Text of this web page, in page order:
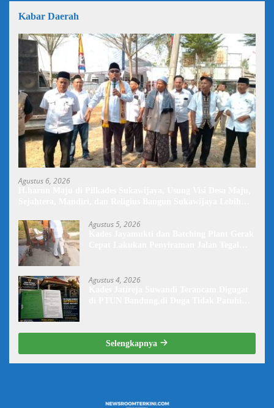
Kabar Daerah
Agustus 6, 2026
Agustus 5, 2026
Agustus 4, 2026
Selengkapnya